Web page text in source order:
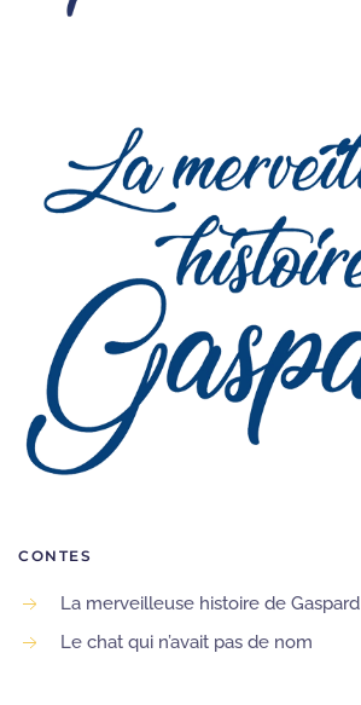
CONTES
La merveilleuse histoire de Gaspard
Le chat qui n’avait pas de nom